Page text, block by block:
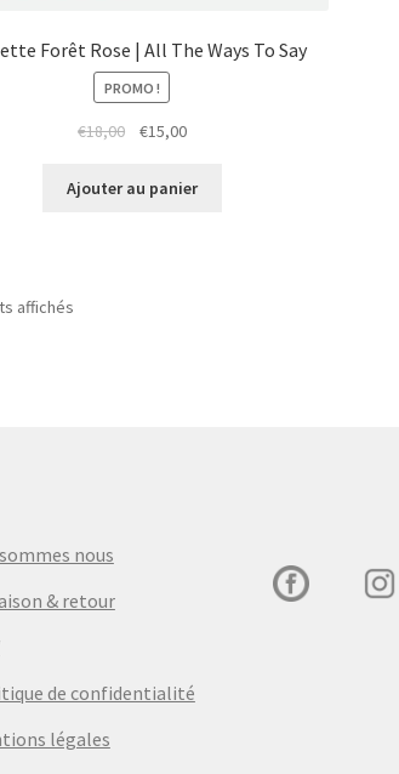
Forêt Rose | All The Ways To Say
PROMO !
€18,00
Le
initial
€15,00Le
actuel
Ajouter au panier
affichés
nous
& retour
de confidentialité
légales